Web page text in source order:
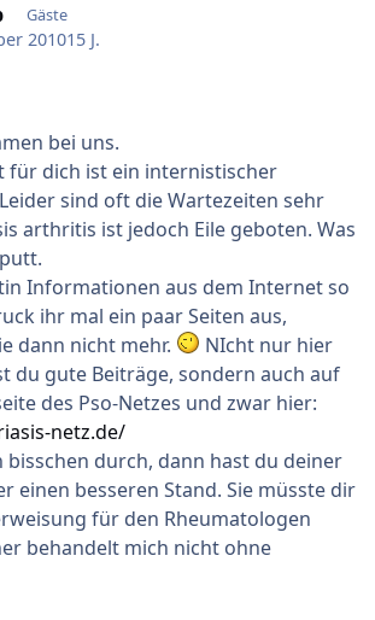
Gäste
201015 J.
bei uns.
für dich ist ein internistischer
sind oft die Wartezeiten sehr
arthritis ist jedoch Eile geboten. Was
Informationen aus dem Internet so
ihr mal ein paar Seiten aus,
dann nicht mehr.
NIcht nur hier
du gute Beiträge, sondern auch auf
des Pso-Netzes und zwar hier:
netz.de/
bisschen durch, dann hast du deiner
einen besseren Stand. Sie müsste dir
für den Rheumatologen
behandelt mich nicht ohne